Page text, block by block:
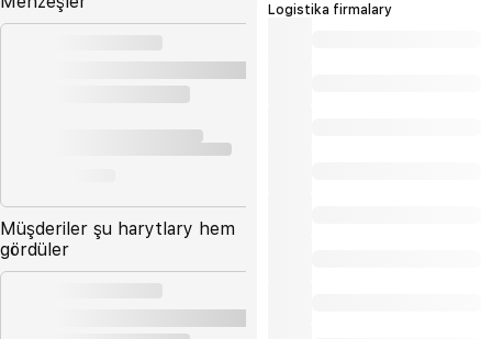
Müşderiler şu harytlary hem
gördüler
Logistika firmalary